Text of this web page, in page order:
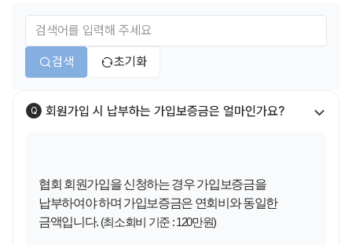
검색 초기화
Q 회원가입 시 납부하는 가입보증금은 얼마인가요?
협회 회원가입을 신청하는 경우 가입보증금을
납부하여야 하며 가입보증금은 연회비와 동일한
금액입니다. (최소회비 기준 : 120만원)